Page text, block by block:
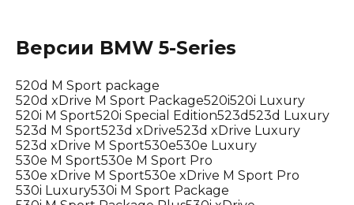
Версии BMW 5-Series
520d M Sport package
520d xDrive M Sport Package520i520i Luxury
520i M Sport520i Special Edition523d523d Luxury
523d M Sport523d xDrive523d xDrive Luxury
523d xDrive M Sport530e530e Luxury
530e M Sport530e M Sport Pro
530e xDrive M Sport530e xDrive M Sport Pro
530i Luxury530i M Sport Package